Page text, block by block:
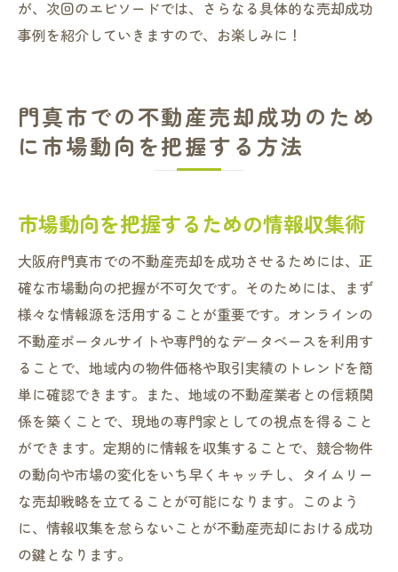
が、次回のエピソードでは、さらなる具体的な売却成功
事例を紹介していきますので、お楽しみに！
門真市での不動産売却成功のため
に市場動向を把握する方法
市場動向を把握するための情報収集術
大阪府門真市での不動産売却を成功させるためには、正
確な市場動向の把握が不可欠です。そのためには、まず
様々な情報源を活用することが重要です。オンラインの
不動産ポータルサイトや専門的なデータベースを利用す
ることで、地域内の物件価格や取引実績のトレンドを簡
単に確認できます。また、地域の不動産業者との信頼関
係を築くことで、現地の専門家としての視点を得ること
ができます。定期的に情報を収集することで、競合物件
の動向や市場の変化をいち早くキャッチし、タイムリー
な売却戦略を立てることが可能になります。このよう
に、情報収集を怠らないことが不動産売却における成功
の鍵となります。